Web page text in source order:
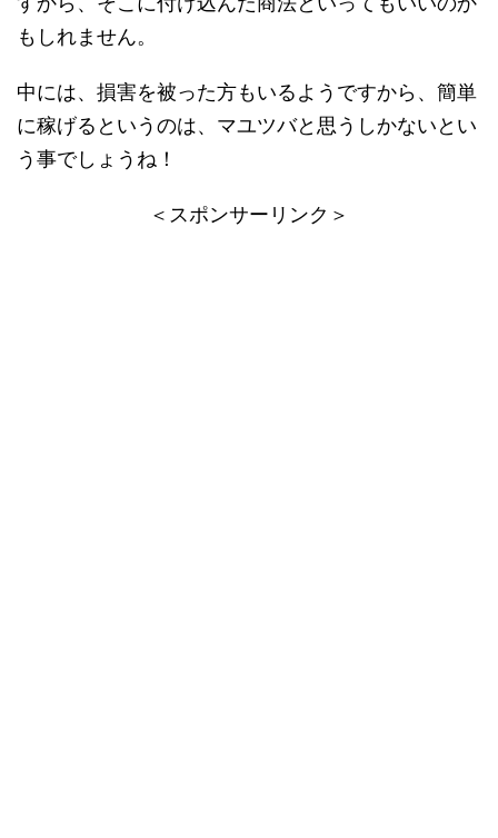
もしれません。
中には、損害を被った方もいるようですから、簡単
に稼げるというのは、マユツバと思うしかないとい
う事でしょうね！
＜スポンサーリンク＞